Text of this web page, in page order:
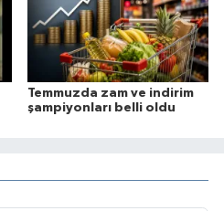
Temmuzda zam ve indirim
şampiyonları belli oldu